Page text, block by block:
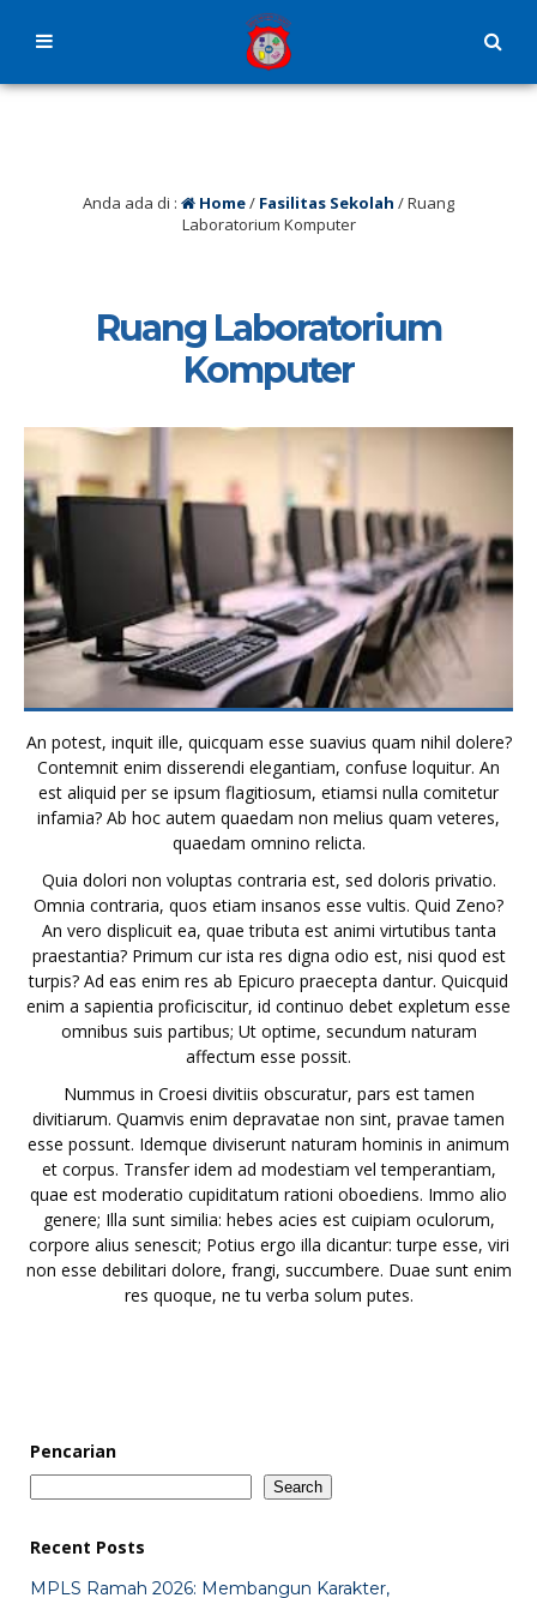
Anda ada di : Home/ Fasilitas Sekolah /Ruang
Laboratorium Komputer
Ruang Laboratorium
Komputer
An potest, inquit ille, quicquam esse suavius quam nihil dolere?
Contemnit enim disserendi elegantiam, confuse loquitur. An
est aliquid per se ipsum flagitiosum, etiamsi nulla comitetur
infamia? Ab hoc autem quaedam non melius quam veteres,
quaedam omnino relicta.
Quia dolori non voluptas contraria est, sed doloris privatio.
Omnia contraria, quos etiam insanos esse vultis. Quid Zeno?
An vero displicuit ea, quae tributa est animi virtutibus tanta
praestantia? Primum cur ista res digna odio est, nisi quod est
turpis? Ad eas enim res ab Epicuro praecepta dantur. Quicquid
enim a sapientia proficiscitur, id continuo debet expletum esse
omnibus suis partibus; Ut optime, secundum naturam
affectum esse possit.
Nummus in Croesi divitiis obscuratur, pars est tamen
divitiarum. Quamvis enim depravatae non sint, pravae tamen
esse possunt. Idemque diviserunt naturam hominis in animum
et corpus. Transfer idem ad modestiam vel temperantiam,
quae est moderatio cupiditatum rationi oboediens. Immo alio
genere; Illa sunt similia: hebes acies est cuipiam oculorum,
corpore alius senescit; Potius ergo illa dicantur: turpe esse, viri
non esse debilitari dolore, frangi, succumbere. Duae sunt enim
res quoque, ne tu verba solum putes.
Pencarian
Search
Recent Posts
MPLS Ramah 2026: Membangun Karakter,